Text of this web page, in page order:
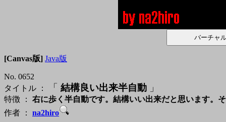
[Canvas版] Java版
No. 0652
タイトル ：
「 結構良い出来半自動 」
特徴 ： 右に歩く半自動です。結構いい出来だと思います。
作者 ： na2hiro